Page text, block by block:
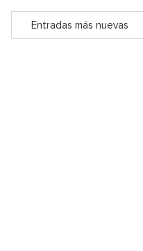
Entradas más nuevas